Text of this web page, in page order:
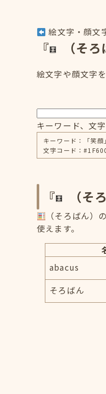
絵文字・顔文
『 （そ
絵文字や顔文字
キーワード、文
キーワード：「笑
文字コード：
『 （そ
（そろばん
使えます。
abacus
そろばん